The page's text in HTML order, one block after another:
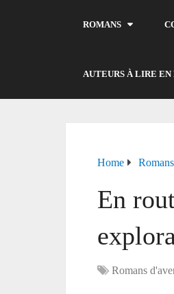
ROMANS
AUTEURS À LIRE
Home
En
Romans